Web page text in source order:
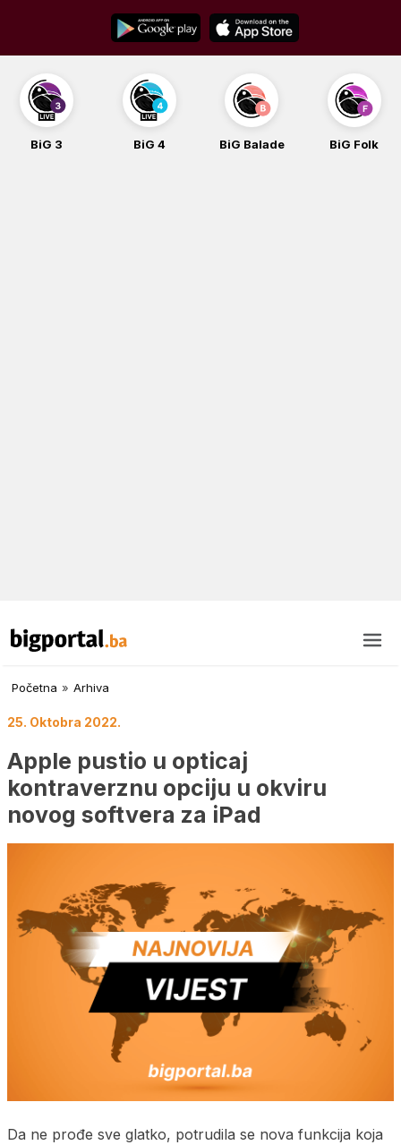
content
BiG 3 BiG 4 BiG Balade BiG Folk
Početna » Arhiva
25. Oktobra 2022.
Apple pustio u opticaj
kontraverznu opciju u okviru
novog softvera za iPad
Da ne prođe sve glatko, potrudila se nova funkcija koja